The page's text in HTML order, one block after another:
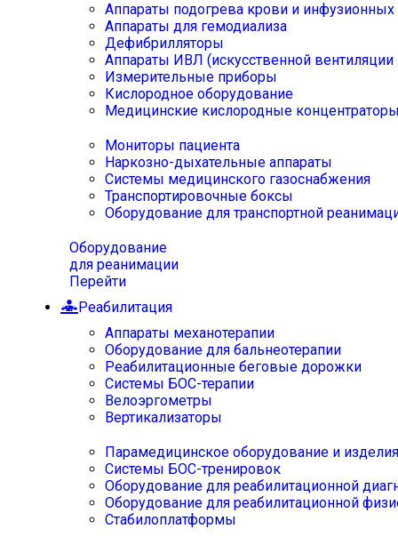
Аппараты подогрева крови и инфузионных
Аппараты для гемодиализа
Дефибрилляторы
Аппараты ИВЛ (искусственной вентиляции
Измерительные приборы
Кислородное оборудование
Медицинские кислородные
Мониторы пациента
Наркозно-дыхательные аппараты
Системы медицинского газоснабжения
Транспортировочные боксы
Оборудование для транспортной
Оборудование
для реанимации
Перейти
Реабилитация
Аппараты механотерапии
Оборудование для бальнеотерапии
Реабилитационные беговые дорожки
Системы БОС-терапии
Велоэргометры
Вертикализаторы
Парамедицинское оборудование и изделия
Системы БОС-тренировок
Оборудование для реабилитационной
Оборудование для реабилитационной
Стабилоплатформы